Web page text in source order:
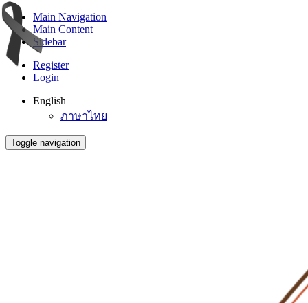
Main Navigation
Main Content
Sidebar
Register
Login
English
ภาษาไทย
Toggle navigation